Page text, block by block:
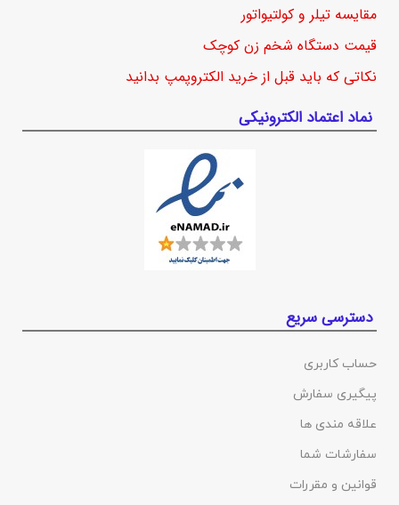
مقایسه تیلر و کولتیواتور
قیمت دستگاه شخم زن کوچک
نکاتی که باید قبل از خرید الکتروپمپ بدانید
نماد اعتماد الکترونیکی
دسترسی سریع
حساب کاربری
پیگیری سفارش
علاقه مندی ها
سفارشات شما
قوانین و مقررات